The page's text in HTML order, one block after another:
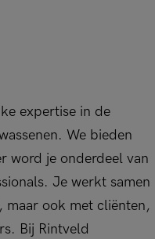
expertise in de
We bieden
word je onderdeel van
Je werkt samen
maar ook met cliënten,
Bij Rintveld